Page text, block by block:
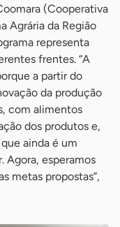
(Cooperativa
Agrária da Região
representa
frentes. “A
a partir do
da produção
com alimentos
dos produtos e,
ainda é um
Agora, esperamos
metas propostas”,